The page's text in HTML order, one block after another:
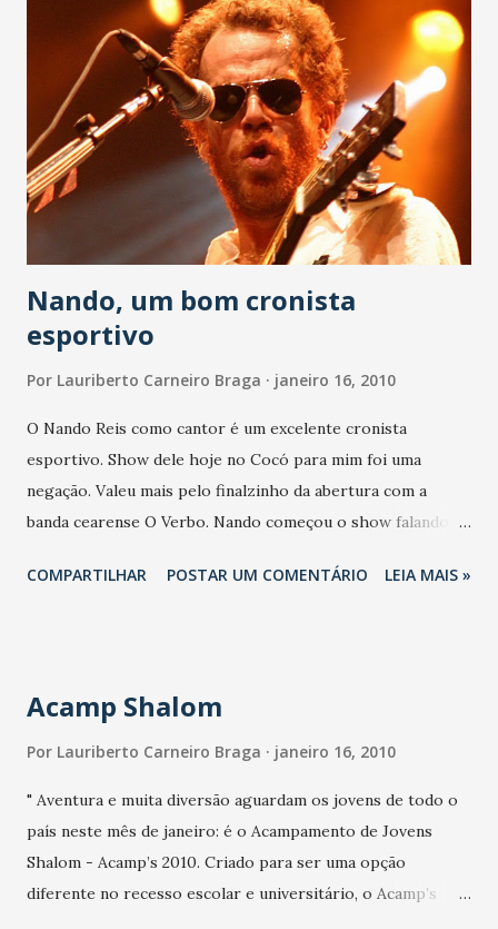
Nando, um bom cronista
esportivo
Por Lauriberto Carneiro Braga janeiro 16, 2010
O Nando Reis como cantor é um excelente cronista
esportivo. Show dele hoje no Cocó para mim foi uma
negação. Valeu mais pelo finalzinho da abertura com a
banda cearense O Verbo. Nando começou o show falando
confusão. Ele que vinha de shows em Crateús e
COMPARTILHAR POSTAR UM COMENTÁRIO LEIA MAIS »
Acamp Shalom
Por Lauriberto Carneiro Braga janeiro 16, 2010
" Aventura e muita diversão aguardam os jovens de todo o
país neste mês de janeiro: é o Acampamento de Jovens
Shalom - Acamp’s 2010. Criado para ser uma opção
diferente no recesso escolar e universitário, o Acamp’s